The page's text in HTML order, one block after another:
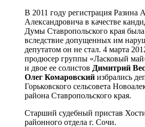
В 2011 году регистрация Разина
Александровича в качестве
Думы Cтавропольского края
вследствие допущенных им
депутатом он не стал. 4 марта
продюсер группы «Ласковый
и двое ее солистов Димитрий
Олег Комаровский избрались
Горьковского сельсовета
района Ставропольского края.
Старший судебный пристав
районного отдела г. Сочи.